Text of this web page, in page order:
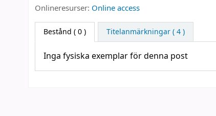
Onlineresurser: Online access
Bestånd ( 0 ) Titelanmärkningar ( 4 )
Inga fysiska exemplar för denna post